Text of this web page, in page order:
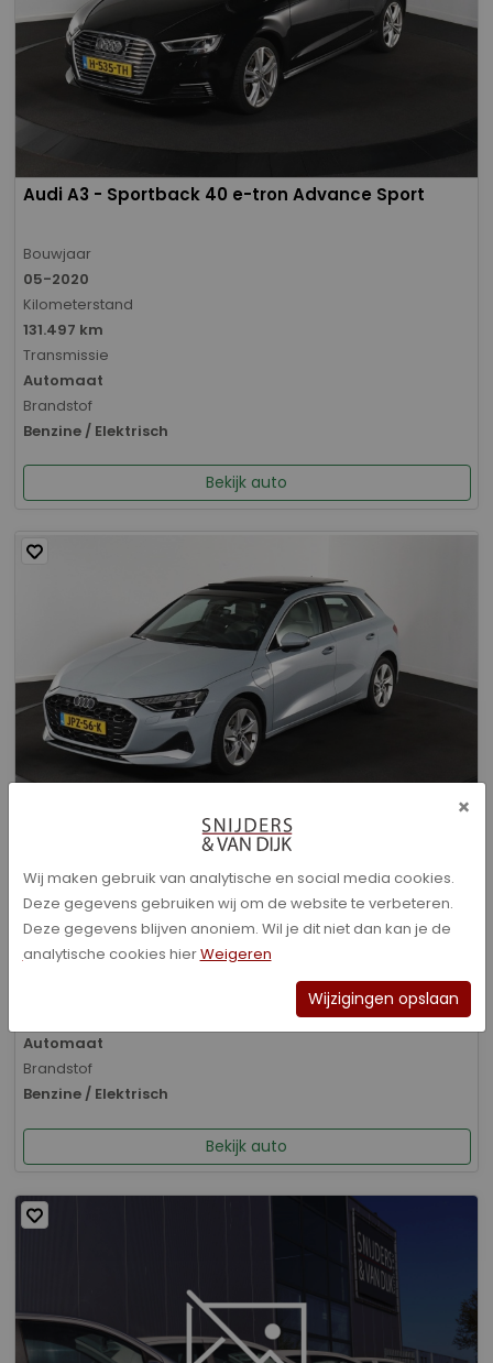
Audi A3 - Sportback 40 e-tron Advance Sport
Bouwjaar
05-2020
Kilometerstand
131.497 km
Transmissie
Automaat
Brandstof
Benzine / Elektrisch
Bekijk auto
Audi A3 - Sportback 40 TFSI e Advanced edition
Bouwjaar
01-2026
Kilometerstand
Automaat
Brandstof
Benzine / Elektrisch
Bekijk auto
×
Wij maken gebruik van analytische en social media cookies.
Deze gegevens gebruiken wij om de website te verbeteren.
Deze gegevens blijven anoniem. Wil je dit niet dan kan je de
analytische cookies hierWeigeren
Wijzigingen opslaan